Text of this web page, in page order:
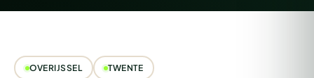
OVERIJSSEL TWENTE